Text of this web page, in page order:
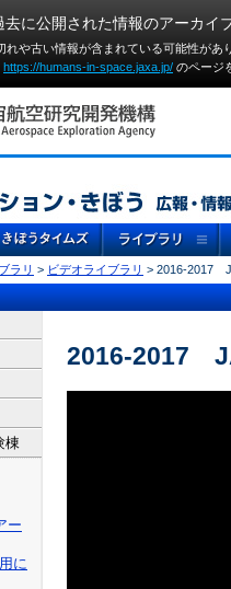
去に公開された情報のアーカイ
れや古い情報が含まれている可能性が
https://humans-in-space.jaxa.jp/ のページ
ラリ > ビデオライブラリ > 2016-2017
棟
ー
に
2016-2017